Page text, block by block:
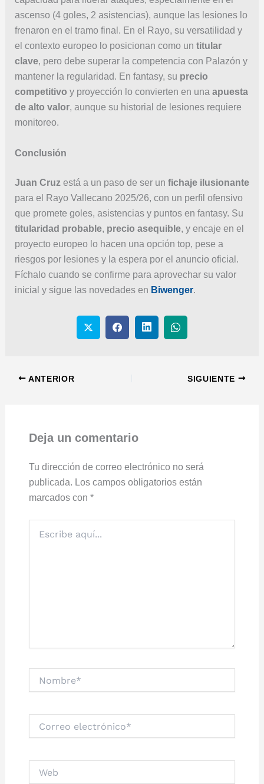
ascenso (4 goles, 2 asistencias), aunque las lesiones lo
frenaron en el tramo final. En el Rayo, su versatilidad y
el contexto europeo lo posicionan como un titular
clave, pero debe superar la competencia con Palazón y
mantener la regularidad. En fantasy, su precio
competitivo y proyección lo convierten en una apuesta
de alto valor, aunque su historial de lesiones requiere
monitoreo.
Conclusión
Juan Cruzestá a un paso de ser un fichaje ilusionante
para el Rayo Vallecano 2025/26, con un perfil ofensivo
que promete goles, asistencias y puntos en fantasy. Su
titularidad probable, precio asequible, y encaje en el
proyecto europeo lo hacen una opción top, pese a
riesgos por lesiones y la espera por el anuncio oficial.
Fíchalo cuando se confirme para aprovechar su valor
inicial y sigue las novedades en Biwenger.
ANTERIOR SIGUIENTE
Deja un comentario
Tu dirección de correo electrónico no será
publicada. Los campos obligatorios están
marcados con *
aquí...
electrónico*